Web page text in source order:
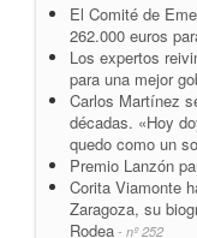
El Comité de
262.000 euros
Los expertos
para una mejor
Carlos Martínez
décadas. «Hoy
quedo como un
Premio Lanzón
Corita Viamonte
Zaragoza, su
Rodea - nº 252